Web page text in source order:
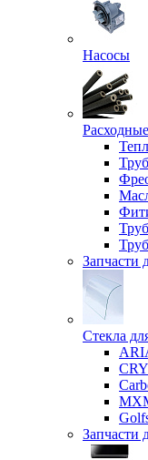
Насосы
Запчасти
Стекла
Запчасти